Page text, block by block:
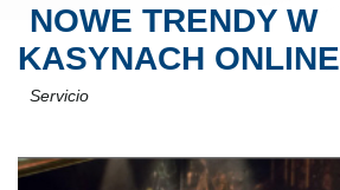
NOWE TRENDY W
KASYNACH ONLINE
Servicio